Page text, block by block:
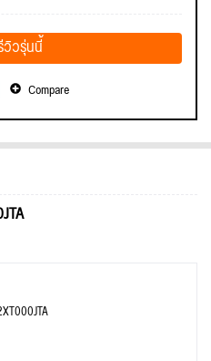
วรุ่นนี้
Compare